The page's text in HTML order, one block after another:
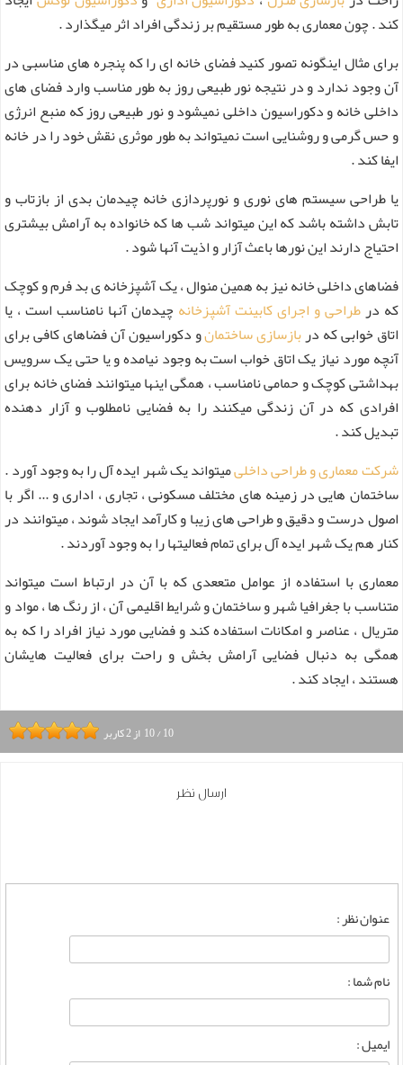
کند . چون معماری به طور مستقیم بر زندگی افراد اثر میگذارد .
برای مثال اینگونه تصور کنید فضای خانه ای را که پنجره های مناسبی در
آن وجود ندارد و در نتیجه نور طبیعی روز به طور مناسب وارد فضای های
داخلی خانه و دکوراسیون داخلی نمیشود و نور طبیعی روز که منبع انرژی
و حس گرمی و روشنایی است نمیتواند به طور موثری نقش خود را در خانه
ایفا کند .
یا طراحی سیستم های نوری و نورپردازی خانه چیدمان بدی از بازتاب و
تابش داشته باشد که این میتواند شب ها که خانواده به آرامش بیشتری
احتیاج دارند این نورها باعث آزار و اذیت آنها شود .
فضاهای داخلی خانه نیز به همین منوال ، یک آشپزخانه ی بد فرم و کوچک
که درطراحی و اجرای کابینت آشپزخانهچیدمان آنها نامناسب است ، یا
اتاق خوابی که دربازسازی ساختمانو دکوراسیون آن فضاهای کافی برای
آنچه مورد نیاز یک اتاق خواب است به وجود نیامده و یا حتی یک سرویس
بهداشتی کوچک و حمامی نامناسب ، همگی اینها میتوانند فضای خانه برای
افرادی که در آن زندگی میکنند را به فضایی نامطلوب و آزار دهنده
تبدیل کند .
شرکت معماری و طراحی داخلیمیتواند یک شهر ایده آل را به وجود آورد .
ساختمان هایی در زمینه های مختلف مسکونی ، تجاری ، اداری و ... اگر با
اصول درست و دقیق و طراحی های زیبا و کارآمد ایجاد شوند ، میتوانند در
کنار هم یک شهر ایده آل برای تمام فعالیتها را به وجود آوردند .
معماری با استفاده از عوامل متععدی که با آن در ارتباط است میتواند
متناسب با جغرافیا شهر و ساختمان و شرایط اقلیمی آن ، از رنگ ها ، مواد و
متریال ، عناصر و امکانات استفاده کند و فضایی مورد نیاز افراد را که به
همگی به دنبال فضایی آرامش بخش و راحت برای فعالیت هایشان
هستند ، ایجاد کند .
10/10 از2کاربر
ارسال نظر
عنوان نظر :
نام شما :
ایمیل :